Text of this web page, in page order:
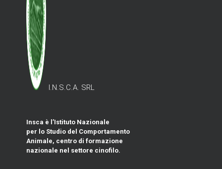
I.N.S.C.A. SRL
Insca è l’Istituto Nazionale
per lo Studio del Comportamento
Animale, centro di formazione
nazionale nel settore cinofilo.